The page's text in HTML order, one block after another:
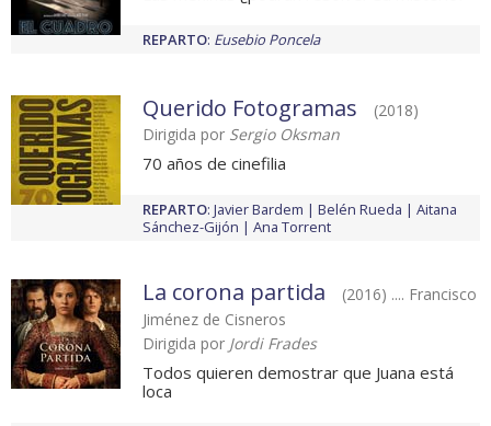
REPARTO: Eusebio Poncela
Querido Fotogramas
(2018)
Dirigida por Sergio Oksman
70 años de cinefilia
REPARTO: Javier Bardem Belén Rueda
Aitana
Sánchez-Gijón
Ana Torrent
La corona partida
(2016) .... Francisco
Jiménez de Cisneros
Dirigida por Jordi Frades
Todos quieren demostrar que Juana está
loca